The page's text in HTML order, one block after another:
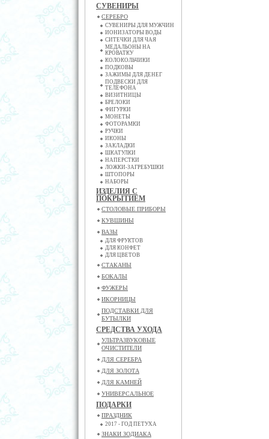
СУВЕНИРЫ
СЕРЕБРО
СУВЕНИРЫ ДЛЯ МУЖЧИН
ИОНИЗАТОРЫ ВОДЫ
СИТЕЧКИ ДЛЯ ЧАЯ
МЕДАЛЬОНЫ НА
КРОВАТКУ
КОЛОКОЛЬЧИКИ
ПОДКОВЫ
ЗАЖИМЫ ДЛЯ ДЕНЕГ
ПОДВЕСКИ ДЛЯ
ТЕЛЕФОНА
ВИЗИТНИЦЫ
БРЕЛОКИ
ФИГУРКИ
МОНЕТЫ
ФОТОРАМКИ
РУЧКИ
ИКОНЫ
ЗАКЛАДКИ
ШКАТУЛКИ
НАПЕРСТКИ
ЛОЖКИ-ЗАГРЕБУШКИ
ШТОПОРЫ
НАБОРЫ
ИЗДЕЛИЯ С
ПОКРЫТИЕМ
СТОЛОВЫЕ ПРИБОРЫ
КУВШИНЫ
ВАЗЫ
ДЛЯ ФРУКТОВ
ДЛЯ КОНФЕТ
ДЛЯ ЦВЕТОВ
СТАКАНЫ
БОКАЛЫ
ФУЖЕРЫ
ИКОРНИЦЫ
ПОДСТАВКИ ДЛЯ
БУТЫЛКИ
СРЕДСТВА УХОДА
УЛЬТРАЗВУКОВЫЕ
ОЧИСТИТЕЛИ
ДЛЯ СЕРЕБРА
ДЛЯ ЗОЛОТА
ДЛЯ КАМНЕЙ
УНИВЕРСАЛЬНОЕ
ПОДАРКИ
ПРАЗДНИК
2017 - ГОД ПЕТУХА
ЗНАКИ ЗОДИАКА